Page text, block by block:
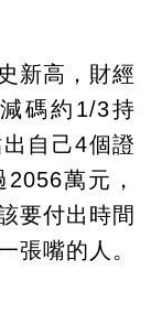
新高，財經
碼約1/3持
自己4個證
萬元，
要付出時間
張嘴的人。